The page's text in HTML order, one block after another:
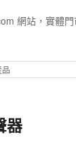
網站，實體門
器